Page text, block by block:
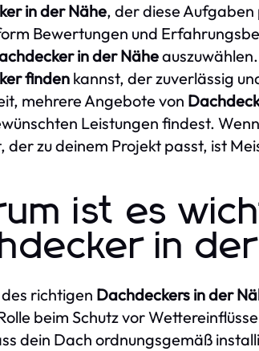
in der Nähe, der diese
Bewertungen und
in der Nähe
finden kannst, der zuverlässig
mehrere Angebote von
Leistungen findest.
der zu deinem Projekt passt, ist
ist es
in
richtigen Dachdeckers in der
beim Schutz vor
dein Dach ordnungsgemäß